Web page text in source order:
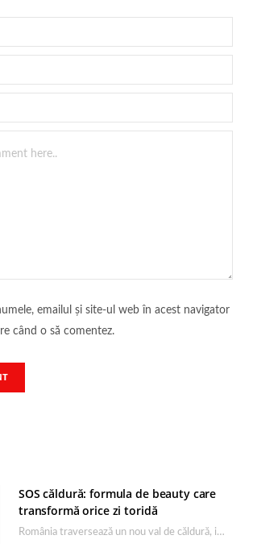
emailul și site-ul web în acest navigator
când o să comentez.
SOS căldură: formula de beauty care
transformă orice zi toridă
România traversează un nou val de căldură, iar rutina de îngrijire capătă un rol esențial…